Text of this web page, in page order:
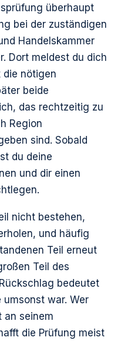
überhaupt
bei der zuständigen
Handelskammer
Dort meldest du dich
die nötigen
beide
das rechtzeitig zu
Region
sind. Sobald
du deine
und dir einen
nicht bestehen,
und häufig
Teil erneut
Teil des
bedeutet
war. Wer
an seinem
die Prüfung meist